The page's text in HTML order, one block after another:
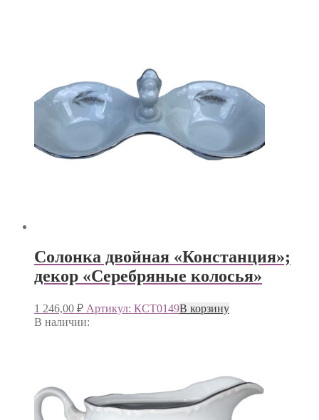
Солонка двойная «Констанция»;
декор «Серебряные колосья»
1 246,00 ₽ Артикул: КСТ0149В корзину
В наличии: